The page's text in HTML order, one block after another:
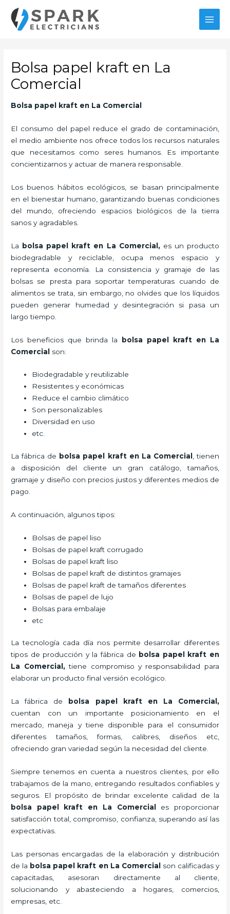
contenido
Bolsa papel kraft en La
Comercial
Bolsa papel kraft en La Comercial
El consumo del papel reduce el grado de contaminación,
el medio ambiente nos ofrece todos los recursos naturales
que necesitamos como seres humanos. Es importante
concientizarnos y actuar de manera responsable.
Los buenos hábitos ecológicos, se basan principalmente
en el bienestar humano, garantizando buenas condiciones
del mundo, ofreciendo espacios biológicos de la tierra
sanos y agradables.
La bolsa papel kraft en La Comercial, es un producto
biodegradable y reciclable, ocupa menos espacio y
representa economía. La consistencia y gramaje de las
bolsas se presta para soportar temperaturas cuando de
alimentos se trata, sin embargo, no olvides que los líquidos
pueden generar humedad y desintegración si pasa un
largo tiempo.
Los beneficios que brinda la bolsa papel kraft en La
Comercial son:
Biodegradable y reutilizable
Resistentes y económicas
Reduce el cambio climático
Son personalizables
Diversidad en uso
etc.
La fábrica de bolsa papel kraft en La Comercial
, tienen
a disposición del cliente un gran catálogo, tamaños,
gramaje y diseño con precios justos y diferentes medios de
pago.
A continuación, algunos tipos:
Bolsas de papel liso
Bolsas de papel kraft corrugado
Bolsas de papel kraft liso
Bolsas de papel kraft de distintos gramajes
Bolsas de papel kraft de tamaños diferentes
Bolsas de papel de lujo
Bolsas para embalaje
etc
La tecnología cada día nos permite desarrollar diferentes
tipos de producción y la fábrica de bolsa papel kraft en
La Comercial,tiene compromiso y responsabilidad para
elaborar un producto final versión ecológico.
La fábrica de
bolsa papel kraft en La Comercial,
cuentan con un importante posicionamiento en el
mercado,
maneja y tiene disponible para el consumidor
diferentes tamaños, formas, calibres, diseños etc,
ofreciendo gran variedad según la necesidad del cliente.
Siempre tenemos en cuenta a nuestros clientes, por ello
trabajamos de la mano, entregando resultados confiables y
seguros. El propósito de brindar excelente calidad de la
bolsa papel kraft en La Comercial es proporcionar
satisfacción total, compromiso, confianza, superando así las
expectativas.
Las personas encargadas de la elaboración y distribución
de la bolsa papel kraft en La Comercial son calificadas y
capacitadas, asesoran directamente al cliente,
solucionando y abasteciendo a hogares, comercios,
empresas, etc.